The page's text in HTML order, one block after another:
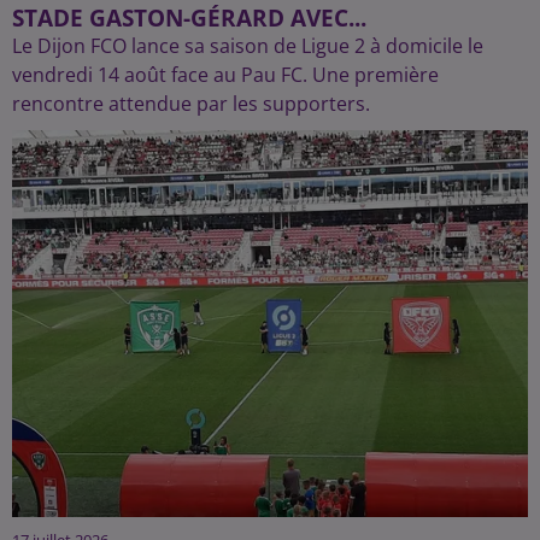
STADE GASTON-GÉRARD AVEC...
Le Dijon FCO lance sa saison de Ligue 2 à domicile le
vendredi 14 août face au Pau FC. Une première
rencontre attendue par les supporters.